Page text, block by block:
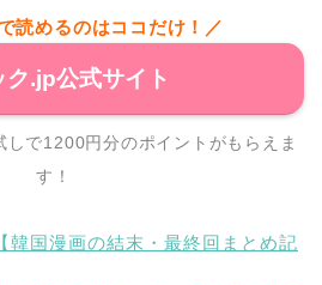
読めるのはココだけ！／
ク.jp公式サイト
で1200円分のポイントがもらえま
す！
韓国漫画の結末・最終回まとめ記